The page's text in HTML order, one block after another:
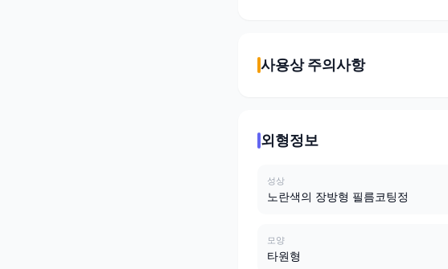
사용상 주의사항
외형정보
성상
노란색의 장방형 필름코팅정
모양
타원형